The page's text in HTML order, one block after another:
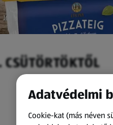
Adatvédelmi
Cookie-kat (más néven